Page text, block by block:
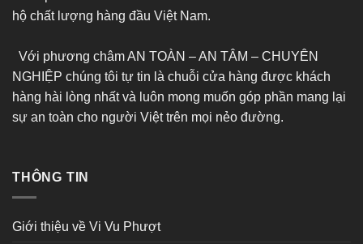
hộ chất lượng hàng đầu Việt Nam.
Với phương châm AN TOÀN – AN TÂM – CHUYÊN
NGHIỆP chúng tôi tự tin là chuỗi cửa hàng được khách
hàng hài lòng nhất và luôn mong muốn góp phần mang lại
sự an toàn cho người Việt trên mọi nẻo đường.
THÔNG TIN
Giới thiệu về Vi Vu Phượt